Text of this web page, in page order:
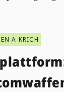
A KRICH